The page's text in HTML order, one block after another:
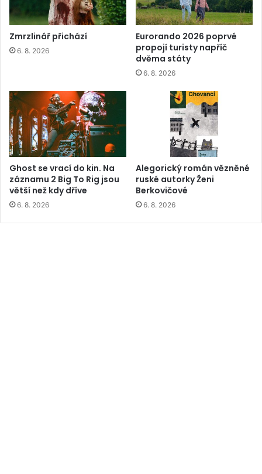
Zmrzlinář přichází
6. 8. 2026
Eurorando 2026 poprvé
propojí turisty napříč
dvěma státy
6. 8. 2026
Ghost se vrací do kin. Na
záznamu 2 Big To Rig jsou
větší než kdy dříve
6. 8. 2026
Alegorický román vězněné
ruské autorky Ženi
Berkovičové
6. 8. 2026